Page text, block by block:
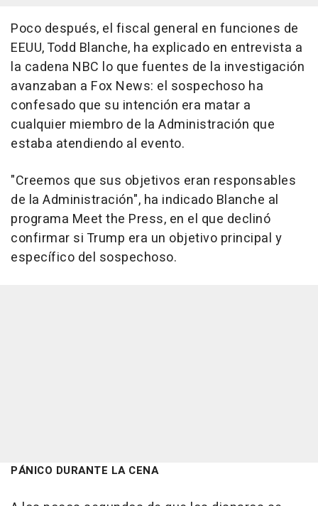
Poco después, el fiscal general en funciones de
EEUU, Todd Blanche, ha explicado en entrevista a
la cadena NBC lo que fuentes de la investigación
avanzaban a Fox News: el sospechoso ha
confesado que su intención era matar a
cualquier miembro de la Administración que
estaba atendiendo al evento.
"Creemos que sus objetivos eran responsables
de la Administración", ha indicado Blanche al
programa Meet the Press, en el que declinó
confirmar si Trump era un objetivo principal y
específico del sospechoso.
PÁNICO DURANTE LA CENA